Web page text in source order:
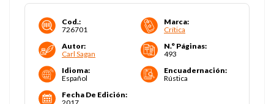
Cod.:
726701
Marca:
Crítica
Autor:
Carl Sagan
N.° Páginas:
493
Idioma:
Español
Encuadernación:
Rústica
Fecha De Edición: